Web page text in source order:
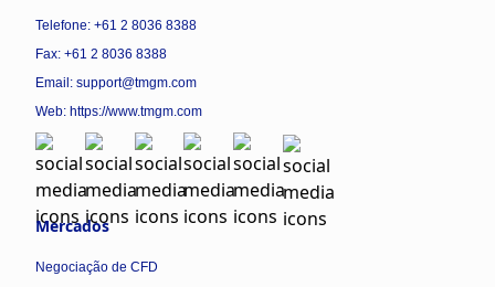
Telefone: +61 2 8036 8388
Fax: +61 2 8036 8388
Email: support@tmgm.com
Web: https://www.tmgm.com
Mercados
Negociação de CFD